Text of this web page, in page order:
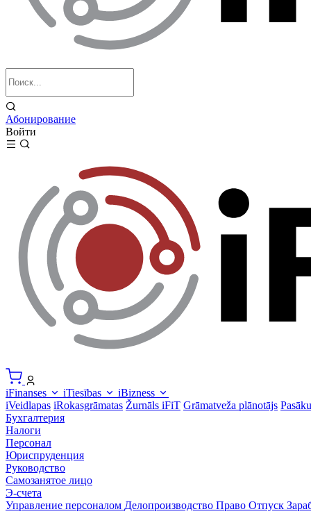
Абонирование
Войти
iFinanses iTiesības
iBizness
iVeidlapas iRokasgrāmatas Žurnāls iFiT Grāmatveža plānotājs
Бухгалтерия
Налоги
Персонал
Юриспруденция
Руководство
Самозанятое лицо
Э-счета
Управление персоналом Делопроизводство Право Отпуск